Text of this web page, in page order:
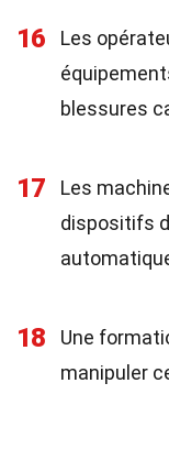
16
Les
blessures
17
Les
dispositifs
18
Une
manipuler